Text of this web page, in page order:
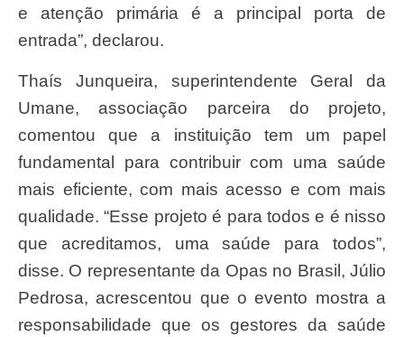
e atenção primária é a principal porta de
entrada”, declarou.
Thaís Junqueira, superintendente Geral da
Umane, associação parceira do projeto,
comentou que a instituição tem um papel
fundamental para contribuir com uma saúde
mais eficiente, com mais acesso e com mais
qualidade. “Esse projeto é para todos e é nisso
que acreditamos, uma saúde para todos”,
disse. O representante da Opas no Brasil, Júlio
Pedrosa, acrescentou que o evento mostra a
responsabilidade que os gestores da saúde